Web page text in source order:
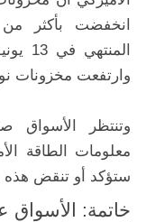
وارتفعت مخزونات
وتنتظر الأسواق
معلومات الطاقة
ستؤكد أو تنقض هذه
خاتمة: